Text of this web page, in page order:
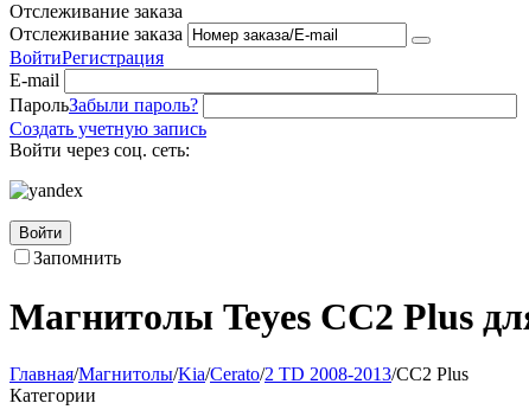
Отслеживание заказа
Отслеживание заказа
ВойтиРегистрация
E-mail
ПарольЗабыли пароль?
Создать учетную запись
Войти через соц. сеть:
Войти
Запомнить
Магнитолы Teyes CC2 Plus
Главная/Магнитолы/Kia/Cerato/2 TD 2008-2013/CC2 Plus
Категории